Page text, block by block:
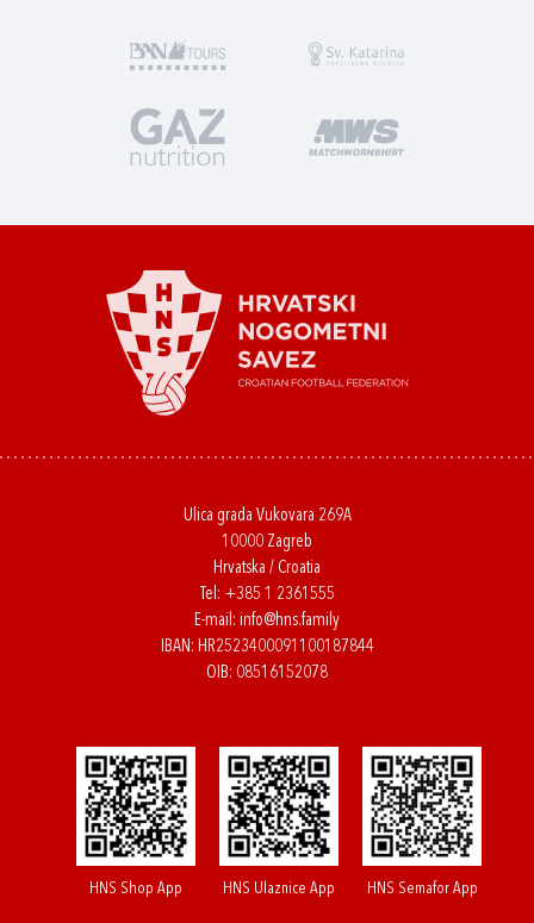
Ulica grada Vukovara 269A
10000 Zagreb
Hrvatska / Croatia
Tel: +385 1 2361555
E-mail: info@hns.family
IBAN: HR2523400091100187844
OIB: 08516152078
HNS Shop App HNS Ulaznice App HNS Semafor App